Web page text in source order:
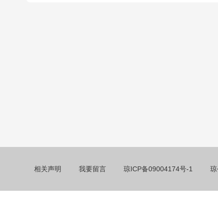
相关声明 我要留言 琼ICP备09004174号-1